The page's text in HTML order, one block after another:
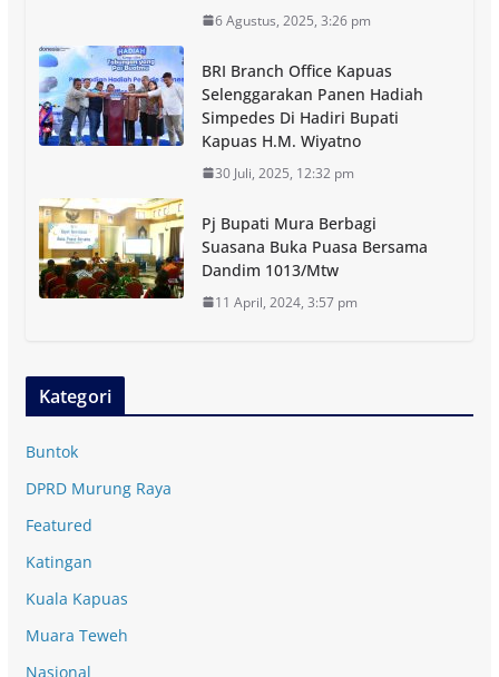
6 Agustus, 2025, 3:26 pm
BRI Branch Office Kapuas
Selenggarakan Panen Hadiah
Simpedes Di Hadiri Bupati
Kapuas H.M. Wiyatno
30 Juli, 2025, 12:32 pm
Pj Bupati Mura Berbagi
Suasana Buka Puasa Bersama
Dandim 1013/Mtw
11 April, 2024, 3:57 pm
Kategori
Buntok
DPRD Murung Raya
Featured
Katingan
Kuala Kapuas
Muara Teweh
Nasional